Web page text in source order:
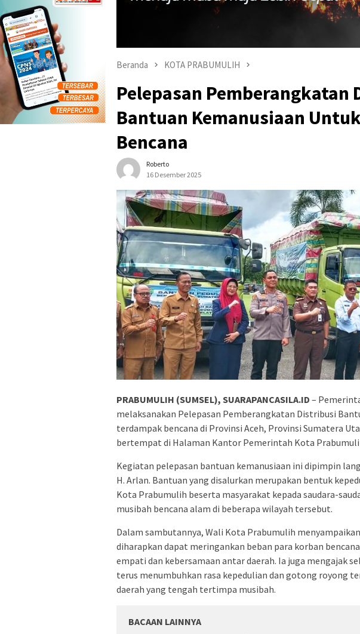
Beranda KOTA PRABUMULIH
Pelepasan Pemberangkatan
Bantuan Kemanusiaan
Bencana
Roberto
16 Desember 2025
PRABUMULIH (SUMSEL), SUARAPANCASILA.ID –
melaksanakan Pelepasan Pemberangkatan Distribusi
terdampak bencana di Provinsi Aceh, Provinsi Sumatera
bertempat di Halaman Kantor Pemerintah Kota
Kegiatan pelepasan bantuan kemanusiaan ini dipimpin
H. Arlan. Bantuan yang disalurkan merupakan bentuk
Kota Prabumulih beserta masyarakat kepada saudara-
musibah bencana alam di beberapa wilayah tersebut.
Dalam sambutannya, Wali Kota Prabumulih
diharapkan dapat meringankan beban para korban
empati dan kebersamaan antar daerah. Ia juga mengajak
terus menumbuhkan rasa kepedulian dan gotong royong
daerah yang tengah tertimpa musibah.
BACAAN LAINNYA